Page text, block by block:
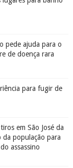
pede ajuda para o
de doença rara
para fugir de
em São José da
da população para
assassino